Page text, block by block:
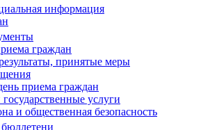
информация
граждан
принятые меры
приема граждан
услуги
и общественная безопасность